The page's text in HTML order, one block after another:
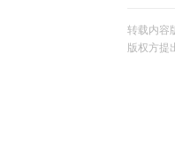
转载内容
版权方提